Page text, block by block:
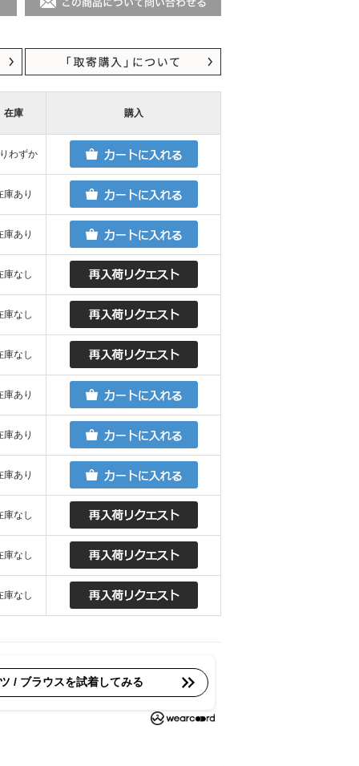
在庫 購入
わずか
庫あり
庫あり
庫なし
庫なし
庫なし
庫あり
庫あり
庫あり
庫なし
庫なし
庫なし
/ ブラウスを試着してみる